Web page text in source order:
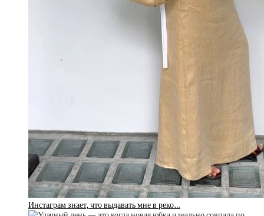
Инстаграм знает, что выдавать мне в реко…